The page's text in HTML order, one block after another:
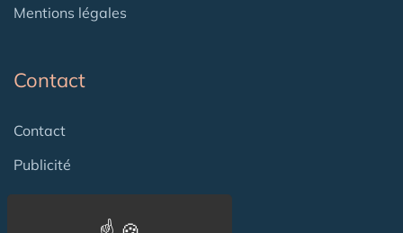
Mentions légales
Contact
Contact
Publicité